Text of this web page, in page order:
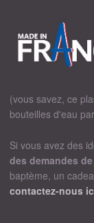
(vous savez, ce
bouteilles d'eau
Si vous avez des
des demandes
baptème, un
contactez-nous